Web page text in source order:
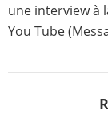
une interview à
You Tube